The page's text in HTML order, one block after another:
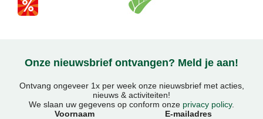
Onze nieuwsbrief ontvangen? Meld je aan!
Ontvang ongeveer 1x per week onze nieuwsbrief met acties,
nieuws & activiteiten!
We slaan uw gegevens op conform onze privacy policy.
Voornaam
E-mailadres